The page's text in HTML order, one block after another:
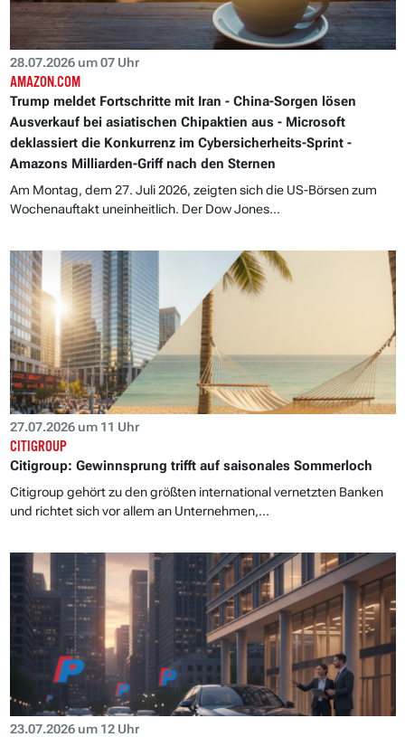
28.07.2026 um 07 Uhr
AMAZON.COM
Trump meldet Fortschritte mit Iran - China-Sorgen lösen
Ausverkauf bei asiatischen Chipaktien aus - Microsoft
deklassiert die Konkurrenz im Cybersicherheits-Sprint -
Amazons Milliarden-Griff nach den Sternen
Am Montag, dem 27. Juli 2026, zeigten sich die US-Börsen zum
Wochenauftakt uneinheitlich. Der Dow Jones...
27.07.2026 um 11 Uhr
CITIGROUP
Citigroup: Gewinnsprung trifft auf saisonales Sommerloch
Citigroup gehört zu den größten international vernetzten Banken
und richtet sich vor allem an Unternehmen,...
23.07.2026 um 12 Uhr